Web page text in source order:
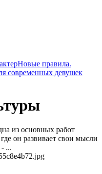
Новые правила.
современных девушек
из основных работ
он развивает свои мысли
...